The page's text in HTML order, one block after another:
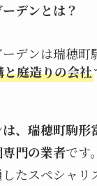
デンとは？
ーデンは瑞穂町
と庭造りの会社
、瑞穂町駒形
門の業者です
たスペシャリ